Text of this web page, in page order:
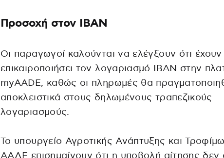
Προσοχή στον ΙΒΑΝ
Οι παραγωγοί καλούνται να ελέγξουν ότι
επικαιροποιήσει τον λογαριασμό IBAN στην
myAADE, καθώς οι πληρωμές θα
αποκλειστικά στους δηλωμένους τραπεζικούς
λογαριασμούς.
Το υπουργείο Αγροτικής Ανάπτυξης και
ΑΑΔΕ επισημαίνουν ότι η υποβολή αίτησης δεν